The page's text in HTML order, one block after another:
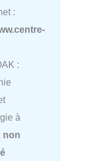
:
:
à
non